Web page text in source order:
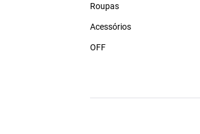
Roupas
Acessórios
OFF